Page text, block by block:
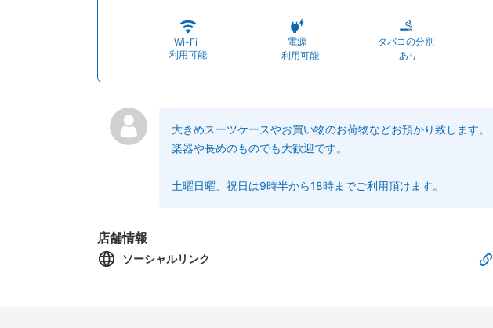
Wi-Fi
利用可能
電源
利用可能
タバコの分別
あり
大きめスーツケースやお買い物のお荷物などお預かり致します。
楽器や長めのものでも大歓迎です。
土曜日曜、祝日は9時半から18時までご利用頂けます。
店舗情報
ソーシャルリンク